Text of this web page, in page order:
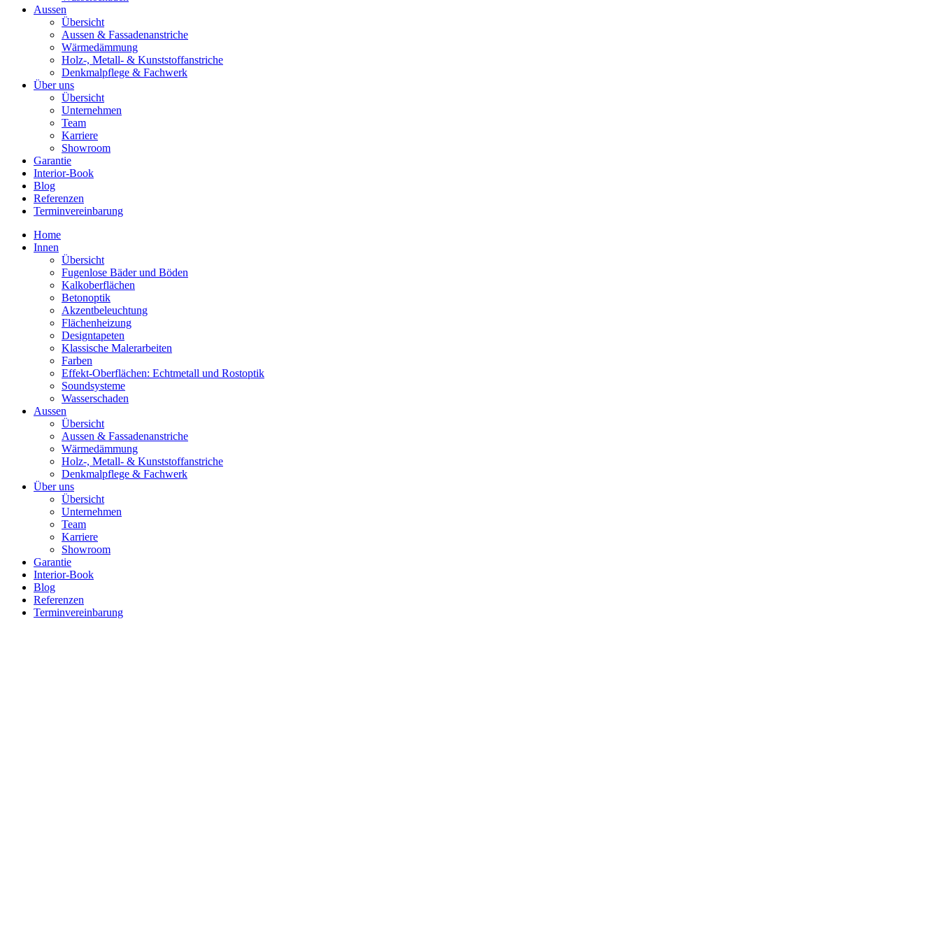
Aussen
Übersicht
Aussen & Fassadenanstriche
Wärmedämmung
Holz-, Metall- & Kunststoffanstriche
Denkmalpflege & Fachwerk
Über uns
Übersicht
Unternehmen
Team
Karriere
Showroom
Garantie
Interior-Book
Blog
Referenzen
Terminvereinbarung
Home
Innen
Übersicht
Fugenlose Bäder und Böden
Kalkoberflächen
Betonoptik
Akzentbeleuchtung
Flächenheizung
Designtapeten
Klassische Malerarbeiten
Farben
Effekt-Oberflächen: Echtmetall und Rostoptik
Soundsysteme
Wasserschaden
Aussen
Übersicht
Aussen & Fassadenanstriche
Wärmedämmung
Holz-, Metall- & Kunststoffanstriche
Denkmalpflege & Fachwerk
Über uns
Übersicht
Unternehmen
Team
Karriere
Showroom
Garantie
Interior-Book
Blog
Referenzen
Terminvereinbarung